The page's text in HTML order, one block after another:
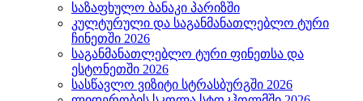
საზაფხულო ბანაკი პარიზში
კულტურული და საგანმანათლებლო ტური
ჩინეთში 2026
საგანმანათლებლო ტური ფინეთსა და
ესტონეთში 2026
სასწავლო ვიზიტი სტრასბურგში 2026